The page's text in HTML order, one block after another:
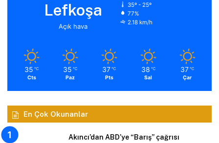
Lefkoşa
Açık hava
35º - 25º
77%
2.18 km/h
35 ℃
Cts
35 ℃
Paz
37 ℃
Pts
38 ℃
Sal
37 ℃
Çar
En Çok Okunanlar
Akıncı’dan ABD’ye “Barış” çağrısı